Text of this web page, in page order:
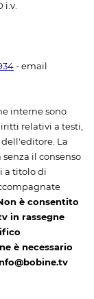
i.v.
- email
interne sono
relativi a testi,
La
il consenso
a titolo di
è consentito
in rassegne
è necessario